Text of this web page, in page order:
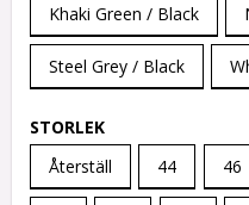
Khaki Green / Black
Steel Grey / Black
STORLEK
Återställ
44 46